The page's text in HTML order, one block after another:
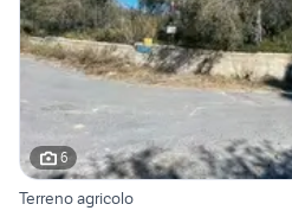
6
Terreno agricolo